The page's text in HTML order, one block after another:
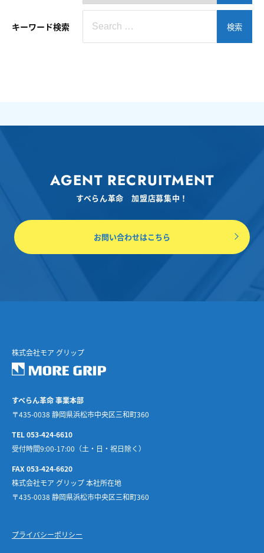
キーワード検索 検索
AGENT RECRUITMENT
すべらん革命 加盟店募集中！
お問い合わせはこちら
株式会社モア グリップ
すべらん革命 事業本部
〒435-0038 静岡県浜松市中央区三和町360
TEL 053-424-6610
受付時間9:00-17:00（土・日・祝日除く）
FAX 053-424-6620
株式会社モア グリップ 本社所在地
〒435-0038 静岡県浜松市中央区三和町360
プライバシーポリシー